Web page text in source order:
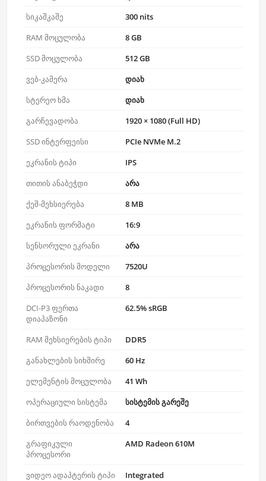
სიკაშკაშე
300 nits
RAM მოცულობა
8 GB
SSD მოცულობა
512 GB
ვებ-კამერა
დიახ
სტერეო ხმა
დიახ
გარჩევადობა
1920 × 1080 (Full HD)
SSD ინტერფეისი
PCIe NVMe M.2
ეკრანის ტიპი
IPS
თითის ანაბეჭდი
არა
ქეშ-მეხსიერება
8 MB
ეკრანის ფორმატი
16:9
სენსორული ეკრანი
არა
პროცესორის მოდელი
7520U
პროცესორის ნაკადი
8
DCI-P3 ფერთა
დიაპაზონი
62.5% sRGB
RAM მეხსიერების ტიპი
DDR5
განახლების სიხშირე
60 Hz
ელემენტის მოცულობა
41 Wh
ოპერაციული სისტემა
სისტემის გარეშე
ბირთვების რაოდენობა
4
გრაფიკული
პროცესორი
AMD Radeon 610M
ვიდეო ადაპტერის ტიპი
Integrated